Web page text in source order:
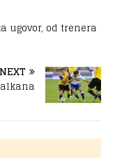
ugovor, od trenera
NEXT